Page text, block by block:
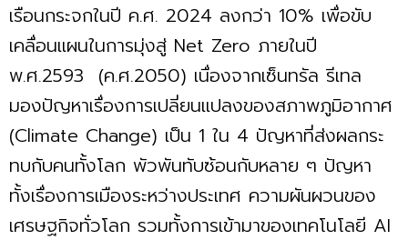
เรือนกระจก​ในปี ค.ศ. 2024 ลงกว่า 10% เพื่อขับ
เคลื่อนแผนในการมุ่งสู่ Net Zero ภายในปี
พ.ศ.2593 (ค.ศ.2050) เนื่องจากเซ็นทรัล รีเทล
มองปัญหาเรื่องการเปลี่ยนแปลงของสภาพภูมิอากาศ
(Climate Change) เป็น 1 ใน 4 ปัญหาที่ส่งผลกระ
ทบกับคนทั้งโลก พัวพันทับซ้อนกับหลาย ๆ ปัญหา
ทั้งเรื่องการเมืองระหว่างประเทศ ความผันผวนของ
เศรษฐกิจทั่วโลก รวมทั้งการเข้ามาของเทคโนโลยี AI